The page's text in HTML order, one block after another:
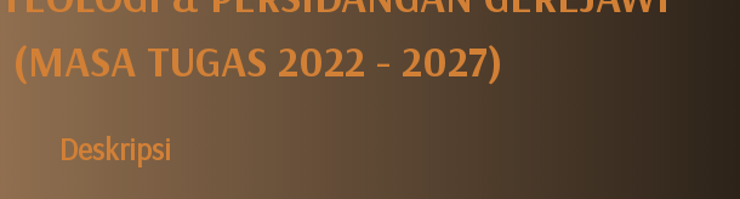
(MASA TUGAS 2022 - 2027)
Deskripsi